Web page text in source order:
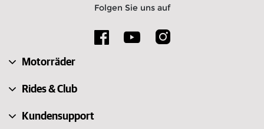
Folgen Sie uns auf
Motorräder
Rides & Club
Kundensupport